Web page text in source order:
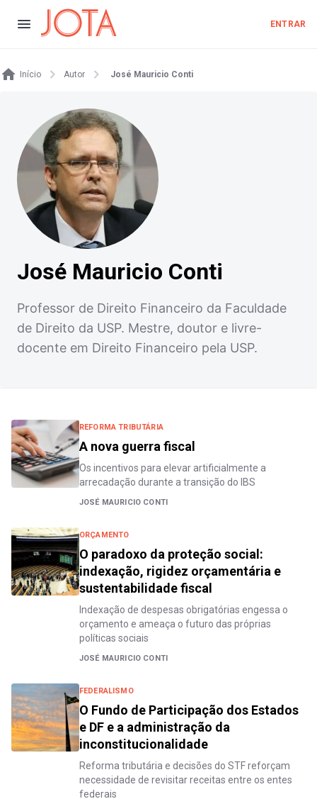
ENTRAR
Início Autor José Mauricio Conti
José Mauricio Conti
Professor de Direito Financeiro da Faculdade
de Direito da USP. Mestre, doutor e livre-
docente em Direito Financeiro pela USP.
REFORMA TRIBUTÁRIA
A nova guerra fiscal
Os incentivos para elevar artificialmente a
arrecadação durante a transição do IBS
JOSÉ MAURICIO CONTI
ORÇAMENTO
O paradoxo da proteção social:
indexação, rigidez orçamentária e
sustentabilidade fiscal
Indexação de despesas obrigatórias engessa o
orçamento e ameaça o futuro das próprias
políticas sociais
JOSÉ MAURICIO CONTI
FEDERALISMO
O Fundo de Participação dos Estados
e DF e a administração da
inconstitucionalidade
Reforma tributária e decisões do STF reforçam
necessidade de revisitar receitas entre os entes
federais